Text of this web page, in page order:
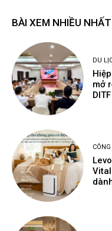
BÀI XEM NHIỀU NHẤT
DU
mở